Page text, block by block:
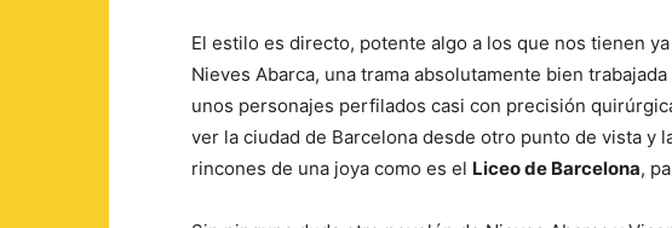
El estilo es directo, potente algo a los que nos tienen
Nieves Abarca, una trama absolutamente bien
unos personajes perfilados casi con precisión
ver la ciudad de Barcelona desde otro punto de vista y
rincones de una joya como es el Liceo de Barcelona,